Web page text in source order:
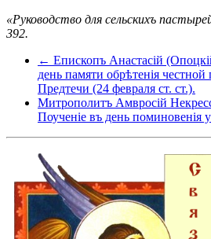
«Руководство для сельскихъ
392.
← Епископъ Анастасій
день памяти обрѣтенія
Предтечи (24 февраля ст. ст.).
Митрополитъ Амвросій
Поученіе въ день поминовенія